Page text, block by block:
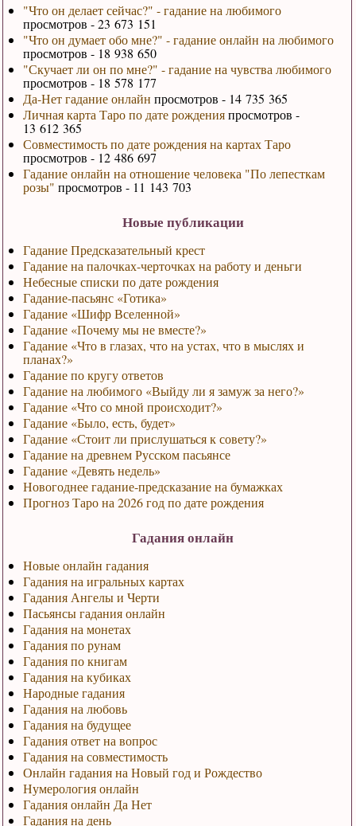
"Что он делает сейчас?" - гадание на любимого
просмотров - 23 673 151
"Что он думает обо мне?" - гадание онлайн на любимого
просмотров - 18 938 650
"Скучает ли он по мне?" - гадание на чувства любимого
просмотров - 18 578 177
Да-Нет гадание онлайн просмотров - 14 735 365
Личная карта Таро по дате рожденияпросмотров -
13 612 365
Совместимость по дате рождения на картах Таро
просмотров - 12 486 697
Гадание онлайн на отношение человека "По лепесткам
розы" просмотров - 11 143 703
Новые публикации
Гадание Предсказательный крест
Гадание на палочках-черточках на работу и деньги
Небесные списки по дате рождения
Гадание-пасьянс «Готика»
Гадание «Шифр Вселенной»
Гадание «Почему мы не вместе?»
Гадание «Что в глазах, что на устах, что в мыслях и
планах?»
Гадание по кругу ответов
Гадание на любимого «Выйду ли я замуж за него?»
Гадание «Что со мной происходит?»
Гадание «Было, есть, будет»
Гадание «Стоит ли прислушаться к совету?»
Гадание на древнем Русском пасьянсе
Гадание «Девять недель»
Новогоднее гадание-предсказание на бумажках
Прогноз Таро на 2026 год по дате рождения
Гадания онлайн
Новые онлайн гадания
Гадания на игральных картах
Гадания Ангелы и Черти
Пасьянсы гадания онлайн
Гадания на монетах
Гадания по рунам
Гадания по книгам
Гадания на кубиках
Народные гадания
Гадания на любовь
Гадания на будущее
Гадания ответ на вопрос
Гадания на совместимость
Онлайн гадания на Новый год и Рождество
Нумерология онлайн
Гадания онлайн Да Нет
Гадания на день